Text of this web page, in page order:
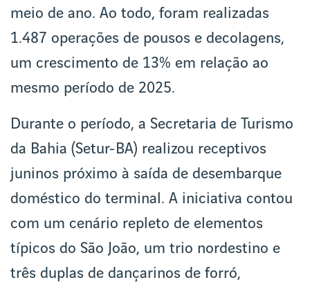
meio de ano. Ao todo, foram realizadas
1.487 operações de pousos e decolagens,
um crescimento de 13% em relação ao
mesmo período de 2025.
Durante o período, a Secretaria de Turismo
da Bahia (Setur-BA) realizou receptivos
juninos próximo à saída de desembarque
doméstico do terminal. A iniciativa contou
com um cenário repleto de elementos
típicos do São João, um trio nordestino e
três duplas de dançarinos de forró,